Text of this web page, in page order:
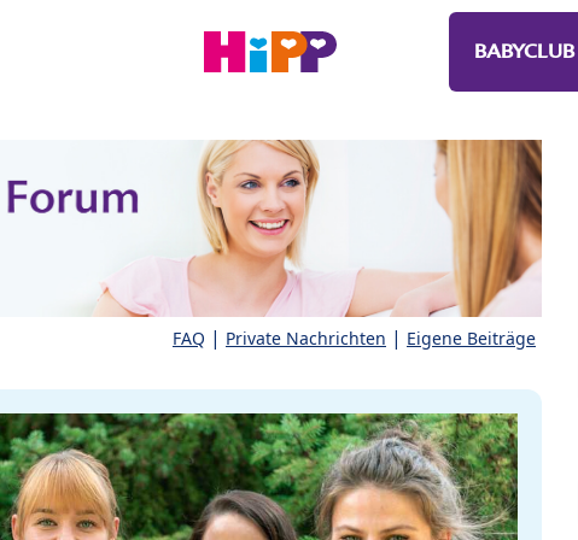
BABYCLUB
FAQ | Private Nachrichten | Eigene Beiträge